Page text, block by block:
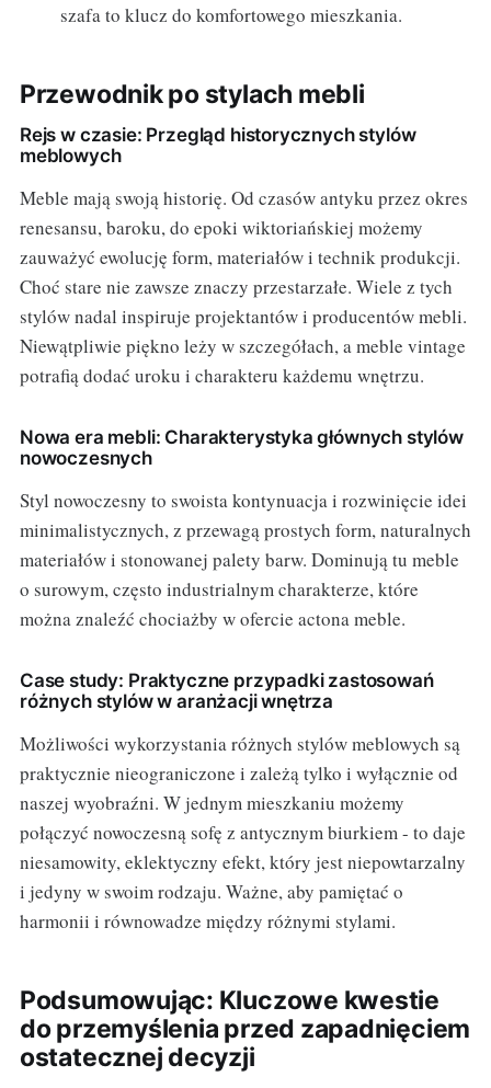
szafa to klucz do komfortowego mieszkania.
Przewodnik po stylach mebli
Rejs w czasie: Przegląd historycznych stylów
meblowych
Meble mają swoją historię. Od czasów antyku przez okres
renesansu, baroku, do epoki wiktoriańskiej możemy
zauważyć ewolucję form, materiałów i technik produkcji.
Choć stare nie zawsze znaczy przestarzałe. Wiele z tych
stylów nadal inspiruje projektantów i producentów mebli.
Niewątpliwie piękno leży w szczegółach, a meble vintage
potrafią dodać uroku i charakteru każdemu wnętrzu.
Nowa era mebli: Charakterystyka głównych stylów
nowoczesnych
Styl nowoczesny to swoista kontynuacja i rozwinięcie idei
minimalistycznych, z przewagą prostych form, naturalnych
materiałów i stonowanej palety barw. Dominują tu meble
o surowym, często industrialnym charakterze, które
można znaleźć chociażby w ofercie actona meble.
Case study: Praktyczne przypadki zastosowań
różnych stylów w aranżacji wnętrza
Możliwości wykorzystania różnych stylów meblowych są
praktycznie nieograniczone i zależą tylko i wyłącznie od
naszej wyobraźni. W jednym mieszkaniu możemy
połączyć nowoczesną sofę z antycznym biurkiem - to daje
niesamowity, eklektyczny efekt, który jest niepowtarzalny
i jedyny w swoim rodzaju. Ważne, aby pamiętać o
harmonii i równowadze między różnymi stylami.
Podsumowując: Kluczowe kwestie
do przemyślenia przed zapadnięciem
ostatecznej decyzji